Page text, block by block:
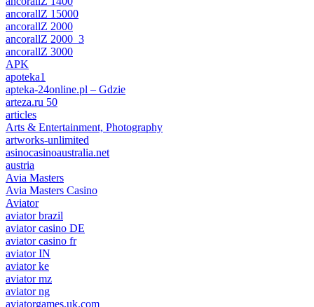
ancorallZ 15000
ancorallZ 2000
ancorallZ 2000_3
ancorallZ 3000
APK
apoteka1
apteka-24online.pl – Gdzie
arteza.ru 50
articles
Arts & Entertainment, Photography
artworks-unlimited
asinocasinoaustralia.net
austria
Avia Masters
Avia Masters Casino
Aviator
aviator brazil
aviator casino DE
aviator casino fr
aviator IN
aviator ke
aviator mz
aviator ng
aviatorgames.uk.com